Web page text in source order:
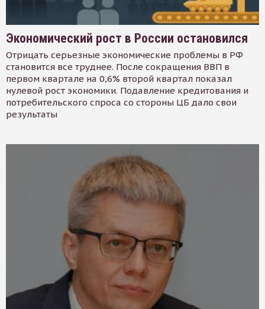
Экономический рост в России остановился
Отрицать серьезные экономические проблемы в РФ
становится все труднее. После сокращения ВВП в
первом квартале на 0,6% второй квартал показал
нулевой рост экономики. Подавление кредитования и
потребительского спроса со стороны ЦБ дало свои
результаты